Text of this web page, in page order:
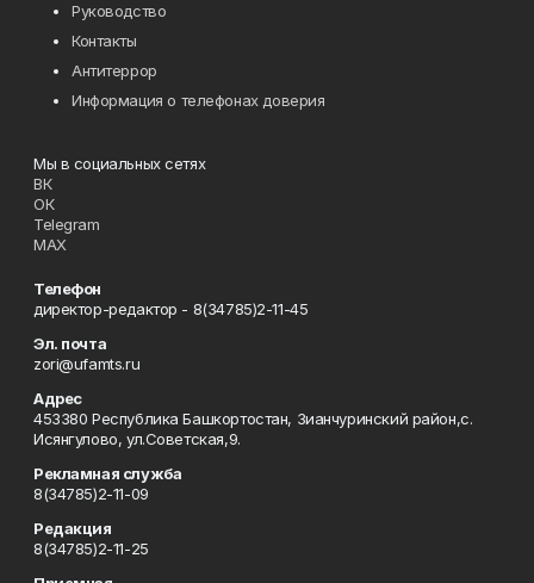
Руководство
Контакты
Антитеррор
Информация о телефонах доверия
Мы в социальных сетях
ВК
ОК
Telegram
MAX
Телефон
директор-редактор - 8(34785)2-11-45
Эл. почта
zori@ufamts.ru
Адрес
453380 Республика Башкортостан, Зианчуринский район,с.
Исянгулово, ул.Советская,9.
Рекламная служба
8(34785)2-11-09
Редакция
8(34785)2-11-25